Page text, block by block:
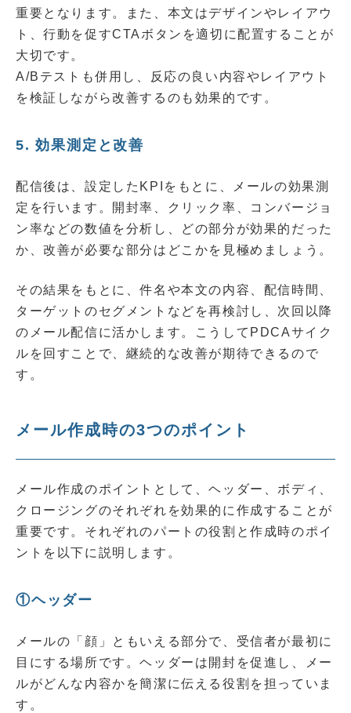
重要となります。また、本文はデザインやレイアウ
ト、行動を促すCTAボタンを適切に配置することが
大切です。
A/Bテストも併用し、反応の良い内容やレイアウト
を検証しながら改善するのも効果的です。
5. 効果測定と改善
配信後は、設定したKPIをもとに、メールの効果測
定を行います。開封率、クリック率、コンバージョ
ン率などの数値を分析し、どの部分が効果的だった
か、改善が必要な部分はどこかを見極めましょう。
その結果をもとに、件名や本文の内容、配信時間、
ターゲットのセグメントなどを再検討し、次回以降
のメール配信に活かします。こうしてPDCAサイク
ルを回すことで、継続的な改善が期待できるので
す。
メール作成時の3つのポイント
メール作成のポイントとして、ヘッダー、ボディ、
クロージングのそれぞれを効果的に作成することが
重要です。それぞれのパートの役割と作成時のポイ
ントを以下に説明します。
①ヘッダー
メールの「顔」ともいえる部分で、受信者が最初に
目にする場所です。ヘッダーは開封を促進し、メー
ルがどんな内容かを簡潔に伝える役割を担っていま
す。